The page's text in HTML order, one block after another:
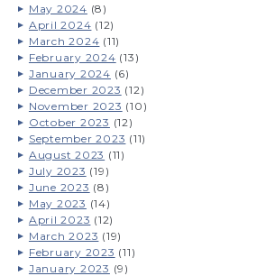
May 2024 (8)
April 2024 (12)
March 2024 (11)
February 2024 (13)
January 2024 (6)
December 2023 (12)
November 2023 (10)
October 2023 (12)
September 2023 (11)
August 2023 (11)
July 2023 (19)
June 2023 (8)
May 2023 (14)
April 2023 (12)
March 2023 (19)
February 2023 (11)
January 2023 (9)